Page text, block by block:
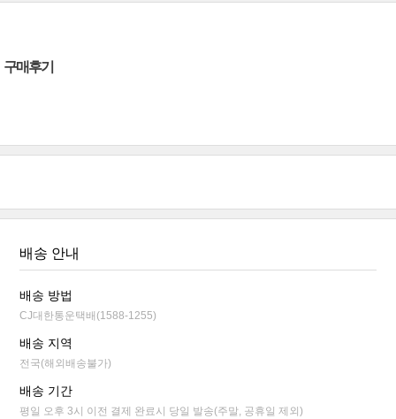
구매후기
배송 안내
배송 방법
CJ대한통운택배(1588-1255)
배송 지역
전국(해외배송불가)
배송 기간
평일 오후 3시 이전 결제 완료시 당일 발송(주말, 공휴일 제외)